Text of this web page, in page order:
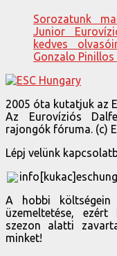
Sorozatunk
Junior
kedves
Gonzalo Pinillos
2005 óta kutatjuk az
Az Eurovíziós
rajongók fóruma. (c)
Lépj velünk
A hobbi
üzemeltetése,
szezon alatti
minket!